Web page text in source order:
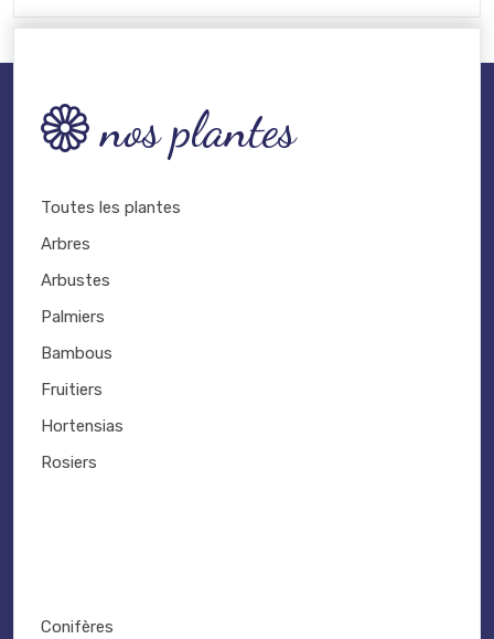
nos plantes
Toutes les plantes
Arbres
Arbustes
Palmiers
Bambous
Fruitiers
Hortensias
Rosiers
Conifères